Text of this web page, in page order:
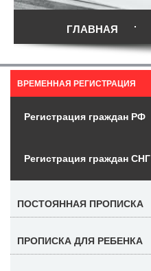
ГЛАВНАЯ
ВРЕМЕННАЯ РЕГИСТРАЦИЯ
Регистрация граждан РФ
Регистрация граждан СНГ
ПОСТОЯННАЯ ПРОПИСКА
ПРОПИСКА ДЛЯ РЕБЕНКА